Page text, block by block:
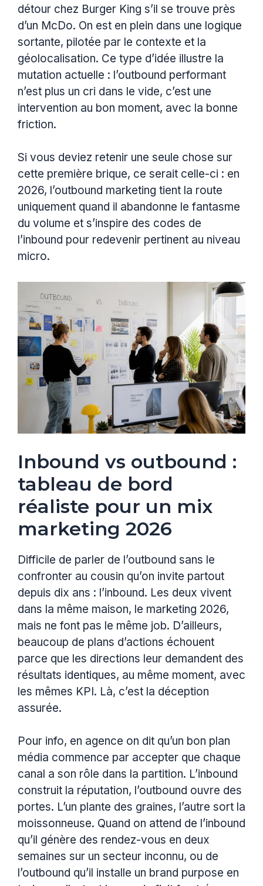
détour chez Burger King s’il se trouve près
d’un McDo. On est en plein dans une logique
sortante, pilotée par le contexte et la
géolocalisation. Ce type d’idée illustre la
mutation actuelle : l’outbound performant
n’est plus un cri dans le vide, c’est une
intervention au bon moment, avec la bonne
friction.
Si vous deviez retenir une seule chose sur
cette première brique, ce serait celle-ci : en
2026, l’outbound marketing tient la route
uniquement quand il abandonne le fantasme
du volume et s’inspire des codes de
l’inbound pour redevenir pertinent au niveau
micro.
Inbound vs outbound :
tableau de bord
réaliste pour un mix
marketing 2026
Difficile de parler de l’outbound sans le
confronter au cousin qu’on invite partout
depuis dix ans : l’inbound. Les deux vivent
dans la même maison, le marketing 2026,
mais ne font pas le même job. D’ailleurs,
beaucoup de plans d’actions échouent
parce que les directions leur demandent des
résultats identiques, au même moment, avec
les mêmes KPI. Là, c’est la déception
assurée.
Pour info, en agence on dit qu’un bon plan
média commence par accepter que chaque
canal a son rôle dans la partition. L’inbound
construit la réputation, l’outbound ouvre des
portes. L’un plante des graines, l’autre sort la
moissonneuse. Quand on attend de l’inbound
qu’il génère des rendez-vous en deux
semaines sur un secteur inconnu, ou de
l’outbound qu’il installe un brand purpose en